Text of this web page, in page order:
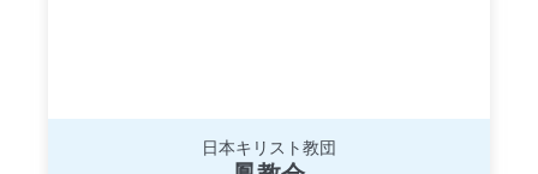
日本キリスト教団